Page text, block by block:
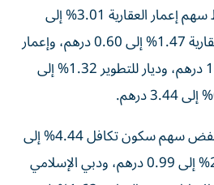
وفي قطاع العقارات، هبط سهم إعمار العقارية 3.01% إلى
11.60 درهم، والاتحاد العقارية 1.47% إلى 0.60 درهم، وإعمار
للتطوير 1.44% إلى 13.60 درهم، وديار للتطوير 1.32% إلى
أما في قطاع المالية، فانخفض سهم سكون تكافل 4.44% إلى
1.29 درهم، وسلامة 2.35% إلى 0.99 درهم، ودبي الإسلامي